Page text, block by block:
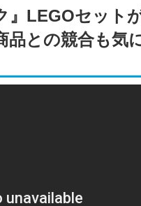
』LEGOセット
品との競合も気